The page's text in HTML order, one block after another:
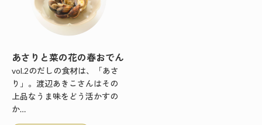
あさりと菜の花の春おでん
vol.2のだしの食材は、「あさ
り」。渡辺あきこさんはその
上品なうま味をどう活かすの
か…